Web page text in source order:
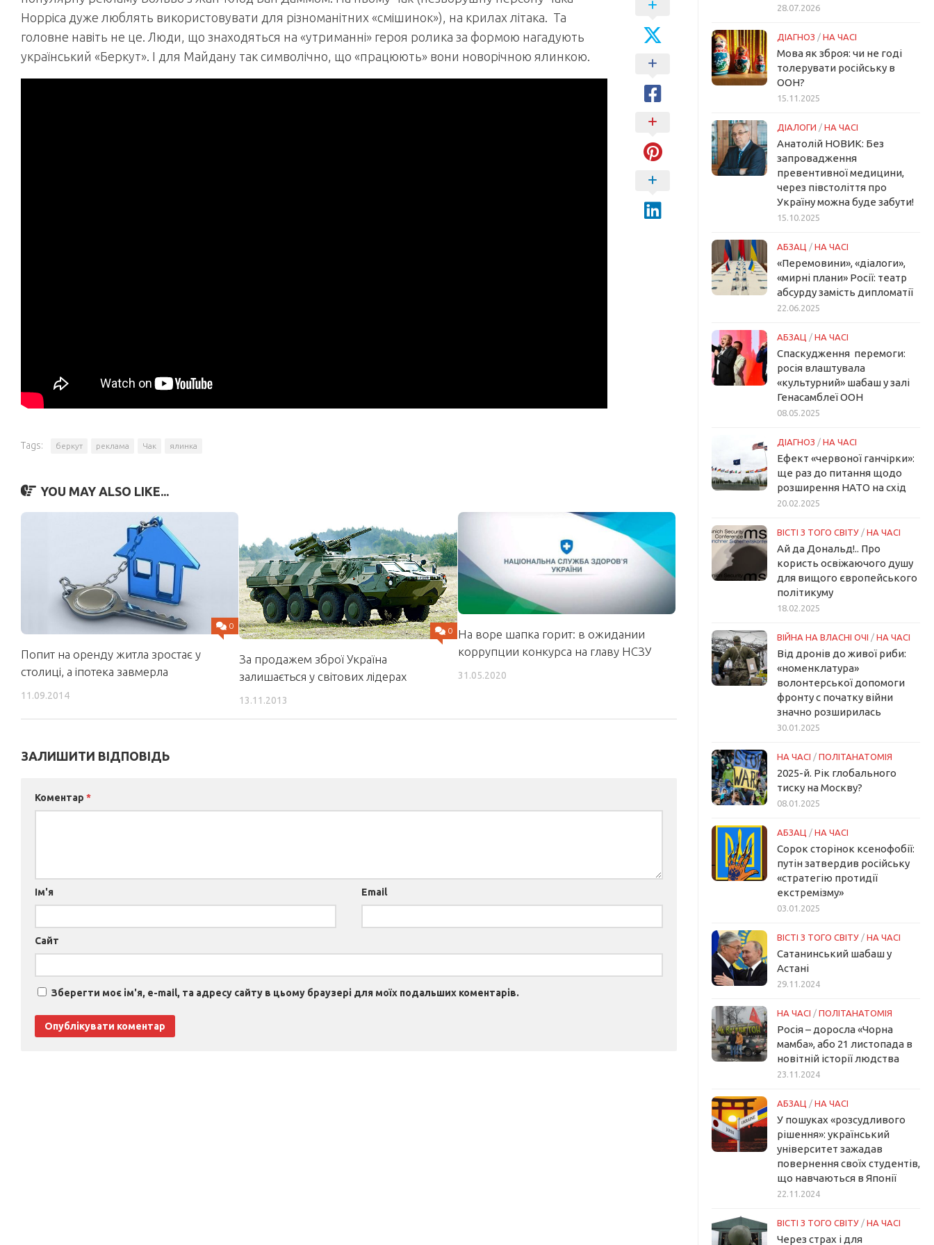
Норріса дуже люблять використовувати для різноманітних «смішинок»), на крилах літака. Та
головне навіть не це. Люди, що знаходяться на «утриманні» героя ролика за формою нагадують
український «Беркут». І для Майдану так символічно, що «працюють» вони новорічною ялинкою.
Tags: беркут реклама Чак ялинка
YOU MAY ALSO LIKE...
0
Попит на оренду житла зростає у
столиці, а іпотека завмерла
11.09.2014
0
За продажем зброї Україна
залишається у світових лідерах
13.11.2013
На воре шапка горит: в ожидании
коррупции конкурса на главу НСЗУ
31.05.2020
ЗАЛИШИТИ ВІДПОВІДЬ
Коментар *
Ім'я Email
Сайт
Зберегти моє ім'я, e-mail, та адресу сайту в цьому браузері для моїх подальших коментарів.
28.07.2026
ДІАГНОЗ / НА ЧАСІ
Мова як зброя: чи не годі
толерувати російську в
ООН?
15.11.2025
ДІАЛОГИ / НА ЧАСІ
Анатолій НОВИК: Без
запровадження
превентивної медицини,
через півстоліття про
Україну можна буде забути!
15.10.2025
АБЗАЦ / НА ЧАСІ
«Перемовини», «діалоги»,
«мирні плани» Росії: театр
абсурду замість дипломатії
22.06.2025
АБЗАЦ / НА ЧАСІ
Спаскудження перемоги:
росія влаштувала
«культурний» шабаш у залі
Генасамблеї ООН
08.05.2025
ДІАГНОЗ / НА ЧАСІ
Ефект «червоної ганчірки»:
ще раз до питання щодо
розширення НАТО на схід
20.02.2025
ВІСТІ З ТОГО СВІТУ / НА ЧАСІ
Ай да Дональд!.. Про
користь освіжаючого душу
для вищого європейського
політикуму
18.02.2025
ВІЙНА НА ВЛАСНІ ОЧІ / НА ЧАСІ
Від дронів до живої риби:
«номенклатура»
волонтерської допомоги
фронту с початку війни
значно розширилась
30.01.2025
НА ЧАСІ / ПОЛІТАНАТОМІЯ
2025-й. Рік глобального
тиску на Москву?
08.01.2025
АБЗАЦ / НА ЧАСІ
Сорок сторінок ксенофобії:
путін затвердив російську
«стратегію протидії
екстремізму»
03.01.2025
ВІСТІ З ТОГО СВІТУ / НА ЧАСІ
Сатанинський шабаш у
Астані
29.11.2024
НА ЧАСІ / ПОЛІТАНАТОМІЯ
Росія – доросла «Чорна
мамба», або 21 листопада в
новітній історії людства
23.11.2024
АБЗАЦ / НА ЧАСІ
У пошуках «розсудливого
рішення»: український
університет зажадав
повернення своїх студентів,
що навчаються в Японії
22.11.2024
ВІСТІ З ТОГО СВІТУ / НА ЧАСІ
Через страх і для